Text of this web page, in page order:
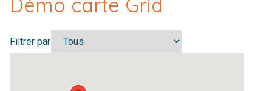
Démo carte Grid
Filtrer par